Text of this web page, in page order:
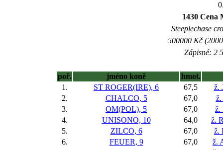
1430 Cena
Steeplechase
500000 Kč
Zápisné: 2
poř. jméno koně
hmot.
1.
ST ROGER(IRE), 6 67,5
ž.
2.
CHALCO, 5 67,0
ž.
3.
OM(POL), 5 67,0
ž.
4.
UNISONO, 10 64,0
ž.
5.
ZILCO, 6 67,0
ž.
6.
FEUER, 9 67,0
ž.